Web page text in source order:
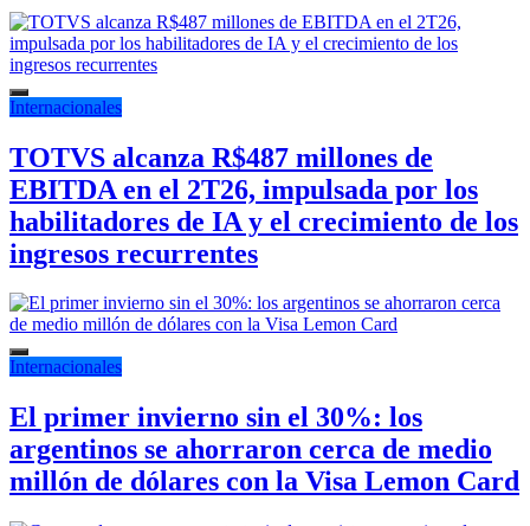
Internacionales
TOTVS alcanza R$487 millones de
EBITDA en el 2T26, impulsada por los
habilitadores de IA y el crecimiento de los
ingresos recurrentes
Internacionales
El primer invierno sin el 30%: los
argentinos se ahorraron cerca de medio
millón de dólares con la Visa Lemon Card